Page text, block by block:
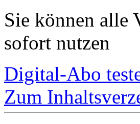
Sie können alle
sofort nutzen
Digital-Abo
Zum